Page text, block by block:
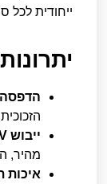
ייחודית לכל
הדפסה
ייבוש UV מתקדם
מהיר,
איכות